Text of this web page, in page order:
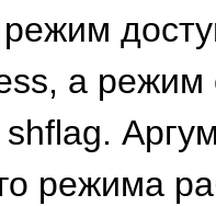
а режим
shflag.
режима